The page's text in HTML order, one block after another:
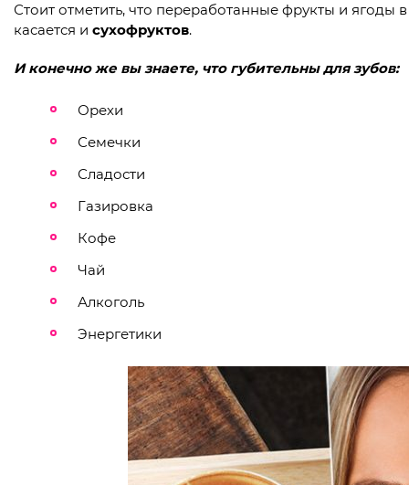
Стоит отметить, что переработанные фрукты и ягоды
касается и сухофруктов.
И конечно же вы знаете, что губительны для зубов:
Орехи
Семечки
Сладости
Газировка
Кофе
Чай
Алкоголь
Энергетики